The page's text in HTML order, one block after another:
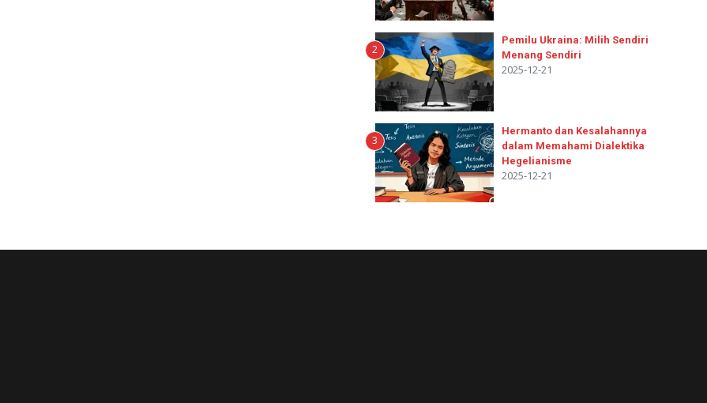
2
Pemilu Ukraina: Milih Sendiri
Menang Sendiri
2025-12-21
3
Hermanto dan Kesalahannya
dalam Memahami Dialektika
Hegelianisme
2025-12-21